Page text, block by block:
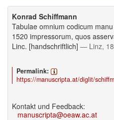
Konrad Schiffmann
Tabulae omnium codicum
1520 impressorum, quos
Linc. [handschriftlich] — Linz,
Permalink:
https://manuscripta.at/diglit/
Kontakt und Feedback:
manuscripta@oeaw.ac.at